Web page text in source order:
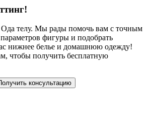
Ода телу. Мы рады помочь вам с точным
фигуры и подобрать
нижнее белье и домашнюю одежду!
чтобы получить бесплатную
консультацию